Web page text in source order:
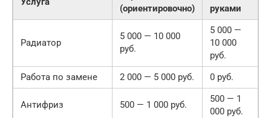
(ориентировочно)
руками
Радиатор
5 000 — 10 000
руб.
5 000 —
10 000
руб.
Работа по замене
2 000 — 5 000 руб. 0 руб.
Антифриз 500 — 1 000 руб.
500 — 1
000 руб.